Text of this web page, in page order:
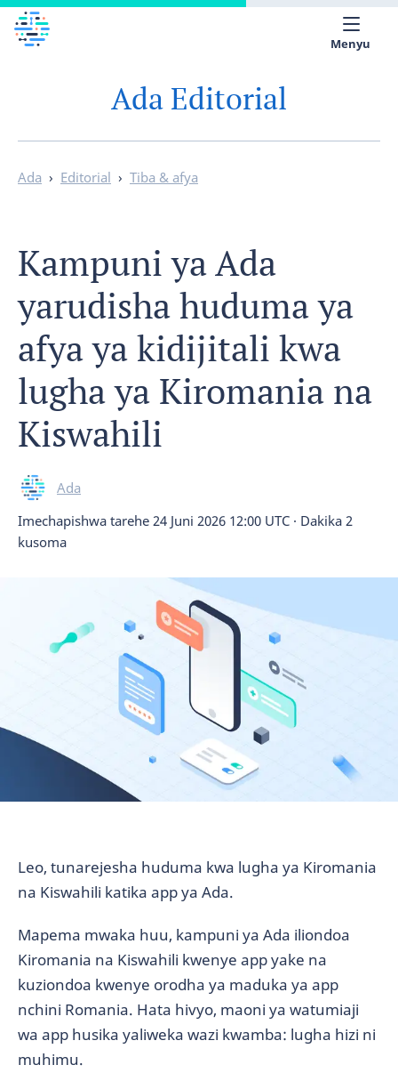
Maktaba ya Magonjwa
Kiswahili
Menyu
Ada Editorial
Ada › Editorial › Tiba & afya
Kampuni ya Ada
yarudisha huduma ya
afya ya kidijitali kwa
lugha ya Kiromania na
Kiswahili
Ada
Imechapishwa tarehe 24 Juni 2026 12:00 UTC · Dakika 2
kusoma
Leo, tunarejesha huduma kwa lugha ya Kiromania
na Kiswahili katika app ya Ada.
Mapema mwaka huu, kampuni ya Ada iliondoa
Kiromania na Kiswahili kwenye app yake na
kuziondoa kwenye orodha ya maduka ya app
nchini Romania. Hata hivyo, maoni ya watumiaji
wa app husika yaliweka wazi kwamba: lugha hizi ni
muhimu.